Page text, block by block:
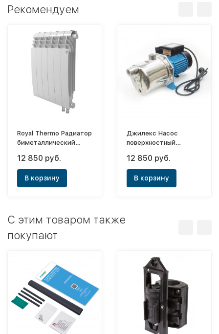
Рекомендуем
Royal Thermo Радиатор
биметаллический
VR 500х10 (нижнее
правое)
12 850 руб.
В корзину
Джилекс Насос
поверхностный
12 850 руб.
В корзину
C этим товаром также
покупают